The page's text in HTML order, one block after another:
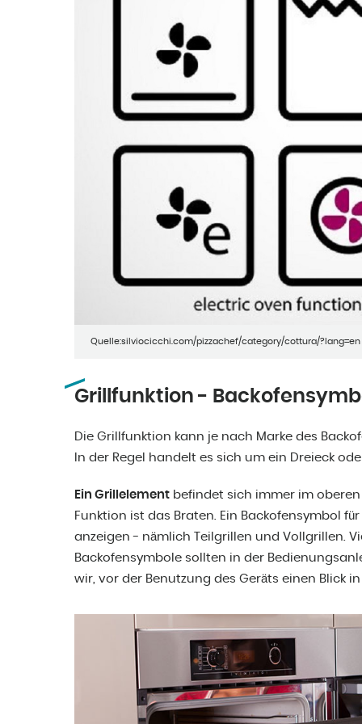
Quelle:silviocicchi.com/pizzachef/category/cottura/?lang=en
Grillfunktion -
Die Grillfunktion kann je nach Marke des
In der Regel handelt es sich um ein Dreieck
Ein Grillelement befindet sich immer im
Funktion ist das Braten. Ein Backofensymbol
anzeigen - nämlich Teilgrillen und Vollgrillen.
Backofensymbole sollten in der
wir, vor der Benutzung des Geräts einen Blick